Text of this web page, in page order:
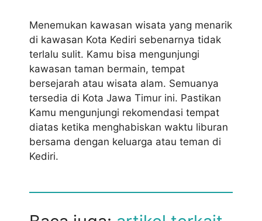
Menemukan kawasan wisata yang menarik
di kawasan Kota Kediri sebenarnya tidak
terlalu sulit. Kamu bisa mengunjungi
kawasan taman bermain, tempat
bersejarah atau wisata alam. Semuanya
tersedia di Kota Jawa Timur ini. Pastikan
Kamu mengunjungi rekomendasi tempat
diatas ketika menghabiskan waktu liburan
bersama dengan keluarga atau teman di
Kediri.